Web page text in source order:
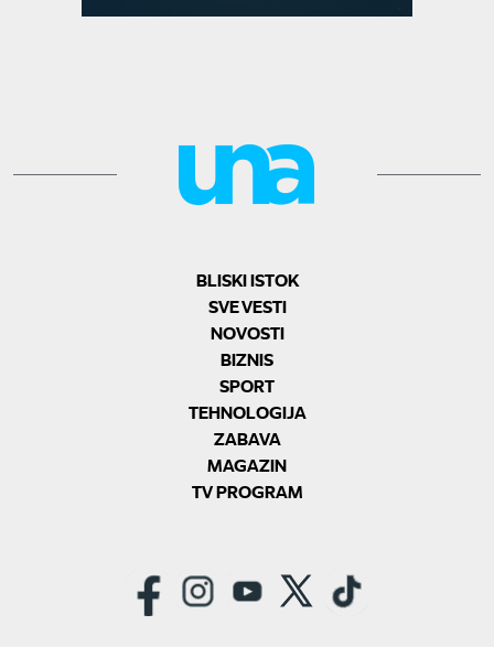
BLISKI ISTOK
SVE VESTI
NOVOSTI
BIZNIS
SPORT
TEHNOLOGIJA
ZABAVA
MAGAZIN
TV PROGRAM